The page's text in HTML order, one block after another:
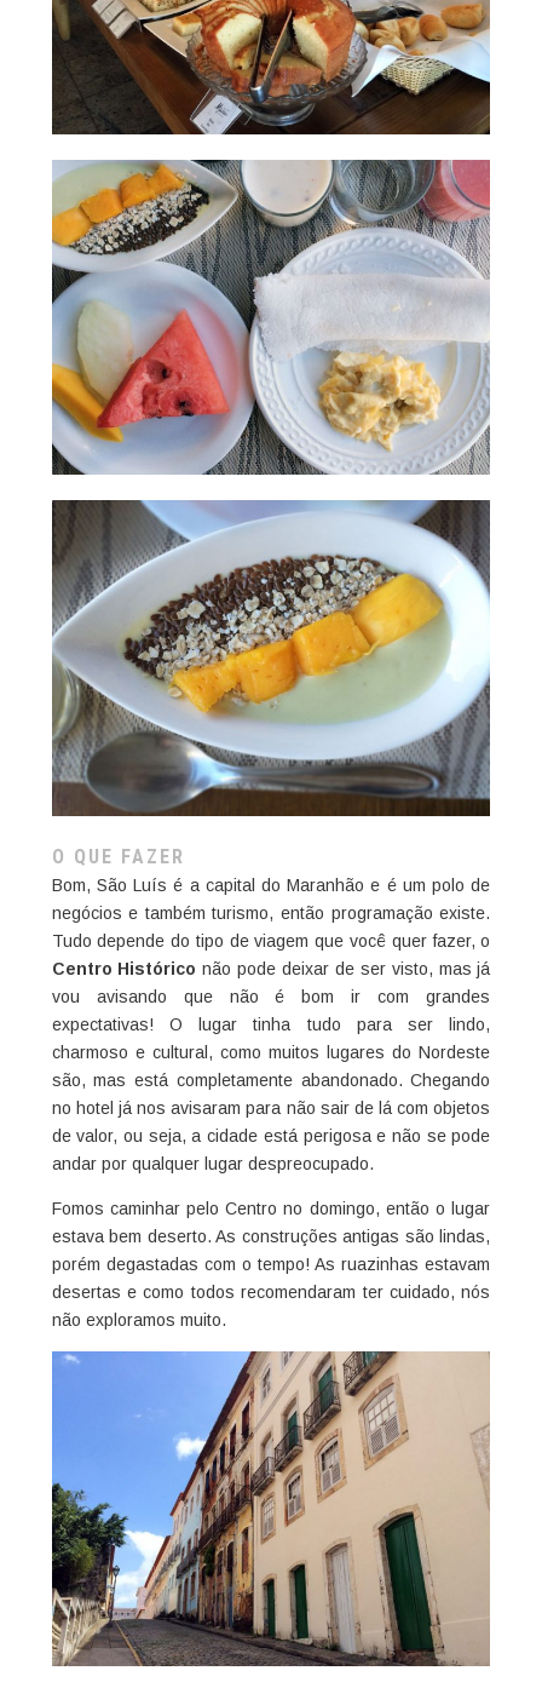
O QUE FAZER
Bom, São Luís é a capital do Maranhão e é um polo de
negócios e também turismo, então programação existe.
Tudo depende do tipo de viagem que você quer fazer, o
Centro Histórico não pode deixar de ser visto, mas já
vou avisando que não é bom ir com grandes
expectativas! O lugar tinha tudo para ser lindo,
charmoso e cultural, como muitos lugares do Nordeste
são, mas está completamente abandonado. Chegando
no hotel já nos avisaram para não sair de lá com objetos
de valor, ou seja, a cidade está perigosa e não se pode
andar por qualquer lugar despreocupado.
Fomos caminhar pelo Centro no domingo, então o lugar
estava bem deserto. As construções antigas são lindas,
porém degastadas com o tempo! As ruazinhas estavam
desertas e como todos recomendaram ter cuidado, nós
não exploramos muito.